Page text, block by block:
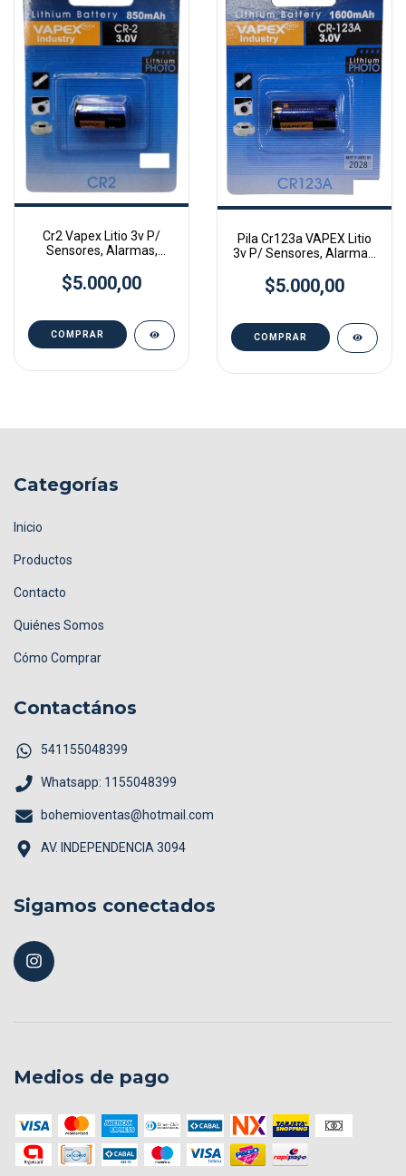
Cr2 Vapex Litio 3v P/
Sensores, Alarmas,
$5.000,00
Pila Cr123a VAPEX Litio
3v P/ Sensores, Alarmas,
$5.000,00
Categorías
Inicio
Productos
Contacto
Quiénes Somos
Cómo Comprar
Contactános
541155048399
Whatsapp: 1155048399
bohemioventas@hotmail.com
AV. INDEPENDENCIA 3094
Sigamos conectados
Medios de pago